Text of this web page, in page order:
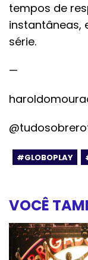
tempos de
instantâneas,
série.
—
#GLOBOPLAY
VOCÊ